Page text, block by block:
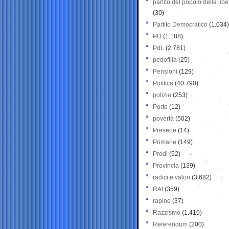
partito del popolo della
(30)
Partito Democratico (1.034)
PD (1.188)
PdL (2.781)
pedofilia (25)
Pensioni (129)
Politica (40.790)
polizia (253)
Porto (12)
povertà (502)
Presepe (14)
Primarie (149)
Prodi (52)
Provincia (139)
radici e valori (3.682)
RAI (359)
rapine (37)
Razzismo (1.410)
Referendum (200)